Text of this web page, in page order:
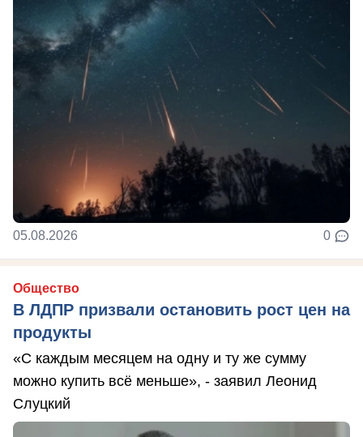
05.08.2026 0
Общество
В ЛДПР призвали остановить рост цен на
продукты
«С каждым месяцем на одну и ту же сумму
можно купить всё меньше», - заявил Леонид
Слуцкий